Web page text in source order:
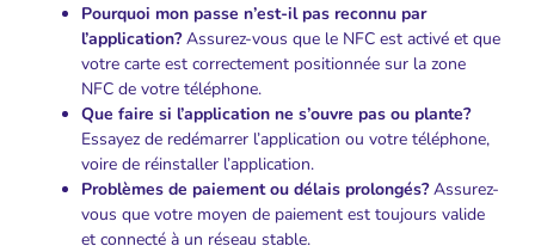
Pourquoi mon passe n’est-il pas reconnu par
l’application?Assurez-vous que le NFC est activé et que
votre carte est correctement positionnée sur la zone
NFC de votre téléphone.
Que faire si l’application ne s’ouvre pas ou plante?
Essayez de redémarrer l’application ou votre téléphone,
voire de réinstaller l’application.
Problèmes de paiement ou délais prolongés?Assurez-
vous que votre moyen de paiement est toujours valide
et connecté à un réseau stable.